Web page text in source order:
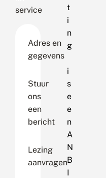
service
Adres en
gegevens
Stuur
ons
een
bericht
Lezing
aanvragen
t
i
n
g
i
s
e
e
n
A
N
B
I